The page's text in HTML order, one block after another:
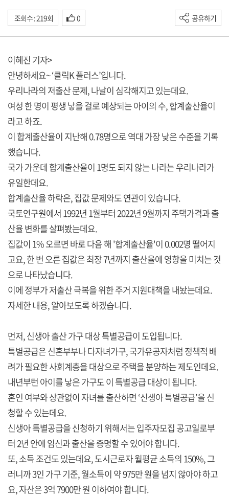
조회수 : 219회 0 공유하기
이혜진 기자>
안녕하세요~ ‘클릭K 플러스’입니다.
우리나라의 저출산 문제, 나날이 심각해지고 있는데요.
여성 한 명이 평생 낳을 걸로 예상되는 아이의 수, 합계출산율이
라고 하죠.
이 합계출산율이 지난해 0.78명으로 역대 가장 낮은 수준을 기록
했습니다.
국가 가운데 합계출산율이 1명도 되지 않는 나라는 우리나라가
유일한데요.
합계출산율 하락은, 집값 문제와도 연관이 있습니다.
국토연구원에서 1992년 1월부터 2022년 9월까지 주택가격과 출
산율 변화를 살펴봤는데요.
집값이 1% 오르면 바로 다음 해 '합계출산율'이 0.002명 떨어지
고요, 한 번 오른 집값은 최장 7년까지 출산율에 영향을 미치는 것
으로 나타났습니다.
이에 정부가 저출산 극복을 위한 주거 지원대책을 내놨는데요.
자세한 내용, 알아보도록 하겠습니다.
먼저, 신생아 출산 가구 대상 특별공급이 도입됩니다.
특별공급은 신혼부부나 다자녀가구, 국가유공자처럼 정책적 배
려가 필요한 사회계층을 대상으로 주택을 분양하는 제도인데요.
내년부턴 아이를 낳은 가구도 이 특별공급 대상이 됩니다.
혼인 여부와 상관없이 자녀를 출산하면 ‘신생아 특별공급’을 신
청할 수 있는데요.
신생아 특별공급을 신청하기 위해서는 입주자모집 공고일로부
터 2년 안에 임신과 출산을 증명할 수 있어야 합니다.
또, 소득 조건도 있는데요, 도시근로자 월평균 소득의 150%, 그
러니까 3인 가구 기준, 월소득이 약 975만 원을 넘지 않아야 하고
요, 자산은 3억 7900만 원 이하여야 합니다.